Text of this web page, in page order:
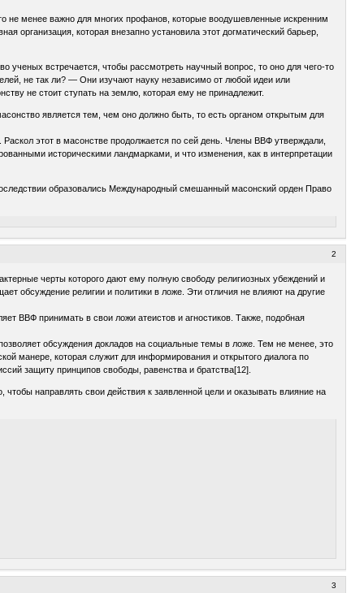
менее важно для многих профанов, которые воодушевленные искренним
организация, которая внезапно установила этот догматический барьер,
встречается, чтобы рассмотреть научный вопрос, то оно для чего-то
не так ли? — Они изучают науку независимо от любой идеи или
не стоит ступать на землю, которая ему не принадлежит.
является тем, чем оно должно быть, то есть органом открытым для
этот в масонстве продолжается по сей день. Члены ВВФ утверждали,
историческими ландмарками, и что изменения, как в интерпретации
образовались Международный смешанный масонский орден Право
2
черты которого дают ему полную свободу религиозных убеждений и
обсуждение религии и политики в ложе. Эти отличия не влияют на другие
ВВФ принимать в свои ложи атеистов и агностиков. Также, подобная
обсуждения докладов на социальные темы в ложе. Тем не менее, это
манере, которая служит для информирования и открытого диалога по
защиту принципов свободы, равенства и братства[12].
направлять свои действия к заявленной цели и оказывать влияние на
3